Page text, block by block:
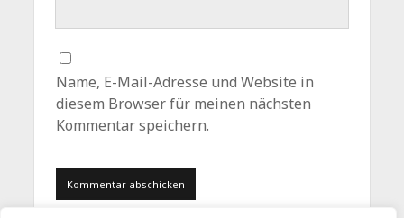
Name, E-Mail-Adresse und Website in
diesem Browser für meinen nächsten
Kommentar speichern.